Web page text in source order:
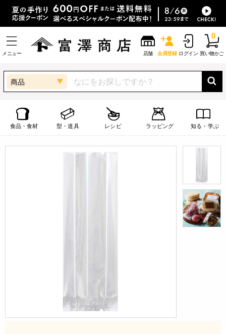
メニュー 店舗 会員登録 ログイン 買い物かご
0
商品
食品・食材 型・道具 レシピ ラッピング 知る・学ぶ